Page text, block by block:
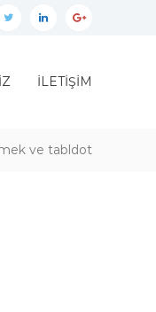
twitter linkedin google
İLETİŞİM
ve tabldot